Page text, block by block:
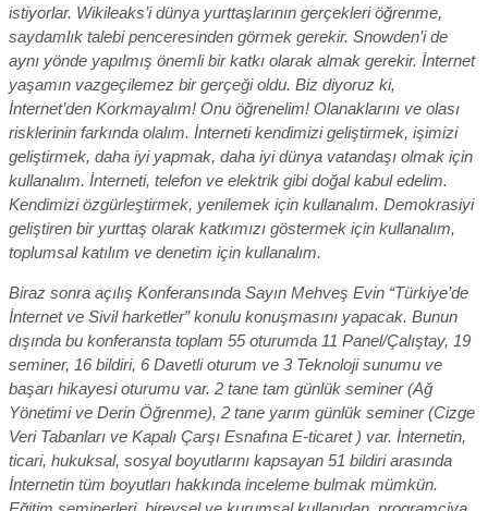
istiyorlar. Wikileaks’i dünya yurttaşlarının gerçekleri öğrenme,
saydamlık talebi penceresinden görmek gerekir. Snowden’i de
aynı yönde yapılmış önemli bir katkı olarak almak gerekir. İnternet
yaşamın vazgeçilemez bir gerçeği oldu. Biz diyoruz ki,
İnternet’den Korkmayalım! Onu öğrenelim! Olanaklarını ve olası
risklerinin farkında olalım. İnterneti kendimizi geliştirmek, işimizi
geliştirmek, daha iyi yapmak, daha iyi dünya vatandaşı olmak için
kullanalım. İnterneti, telefon ve elektrik gibi doğal kabul edelim.
Kendimizi özgürleştirmek, yenilemek için kullanalım. Demokrasiyi
geliştiren bir yurttaş olarak katkımızı göstermek için kullanalım,
toplumsal katılım ve denetim için kullanalım.
Biraz sonra açılış Konferansında Sayın Mehveş Evin “Türkiye’de
İnternet ve Sivil harketler” konulu konuşmasını yapacak. Bunun
dışında bu konferansta toplam 55 oturumda 11 Panel/Çalıştay, 19
seminer, 16 bildiri, 6 Davetli oturum ve 3 Teknoloji sunumu ve
başarı hikayesi oturumu var. 2 tane tam günlük seminer (Ağ
Yönetimi ve Derin Öğrenme), 2 tane yarım günlük seminer (Cizge
Veri Tabanları ve Kapalı Çarşı Esnafına E-ticaret ) var. İnternetin,
ticari, hukuksal, sosyal boyutlarını kapsayan 51 bildiri arasında
İnternetin tüm boyutları hakkında inceleme bulmak mümkün.